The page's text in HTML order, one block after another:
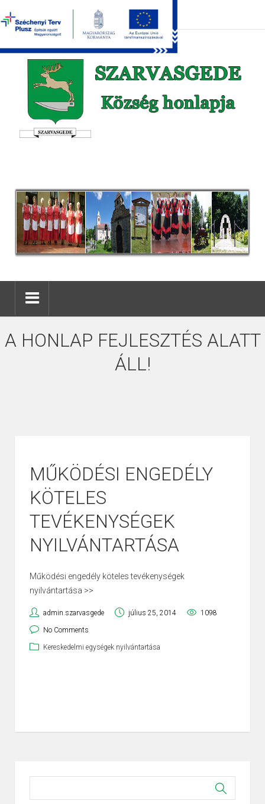
A HONLAP FEJLESZTÉS ALATT
ÁLL!
MŰKÖDÉSI ENGEDÉLY
KÖTELES
TEVÉKENYSÉGEK
NYILVÁNTARTÁSA
Működési engedély köteles tevékenységek
nyilvántartása >>
admin.szarvasgede július 25, 2014 1098
No Comments
Kereskedelmi egységek nyilvántartása